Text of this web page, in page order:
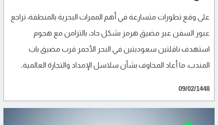
على وقع تطورات متسارعة في أهم الممرات البحرية بالمنطقة، تراجع
عبور السفن عبر مضيق هرمز بشكل حاد، بالتزامن مع هجوم
استهدف ناقلتين سعوديتين في البحر الأحمر قرب مضيق باب
المندب، ما أعاد المخاوف بشأن سلاسل الإمداد والتجارة العالمية.
09/02/1448